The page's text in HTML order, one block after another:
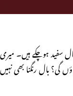
سفید ہوچکے ہیں۔ میری
گی؟ بال رنگنا بھی نہیں